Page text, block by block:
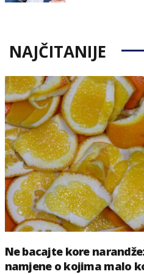
NAJČITANIJE
Ne bacajte kore
namjene o kojima malo